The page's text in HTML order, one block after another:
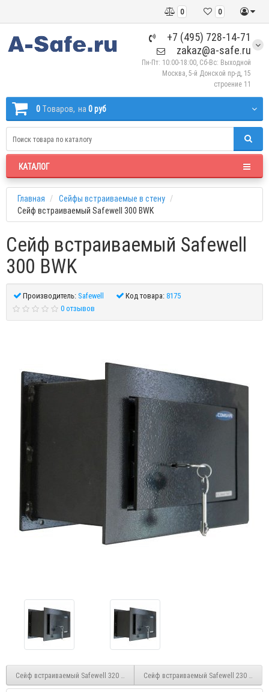
0
0
+7 (495) 728-14-71
zakaz@a-safe.ru
Пн-Пт: 10:00-18:00, Сб-Вс: Выходной
Москва, 5-й Донской пр-д, 15
строение 11
0 Tоваров, на 0 руб
КАТАЛОГ
Главная
Сейфы встраиваемые в стену
Сейф встраиваемый Safewell 300 BWK
Сейф встраиваемый Safewell
300 BWK
Производитель:Safewell Код товара:8175
0 отзывов
Сейф встраиваемый Safewell 320 BWK Сейф встраиваемый Safewell 230 BWK-2